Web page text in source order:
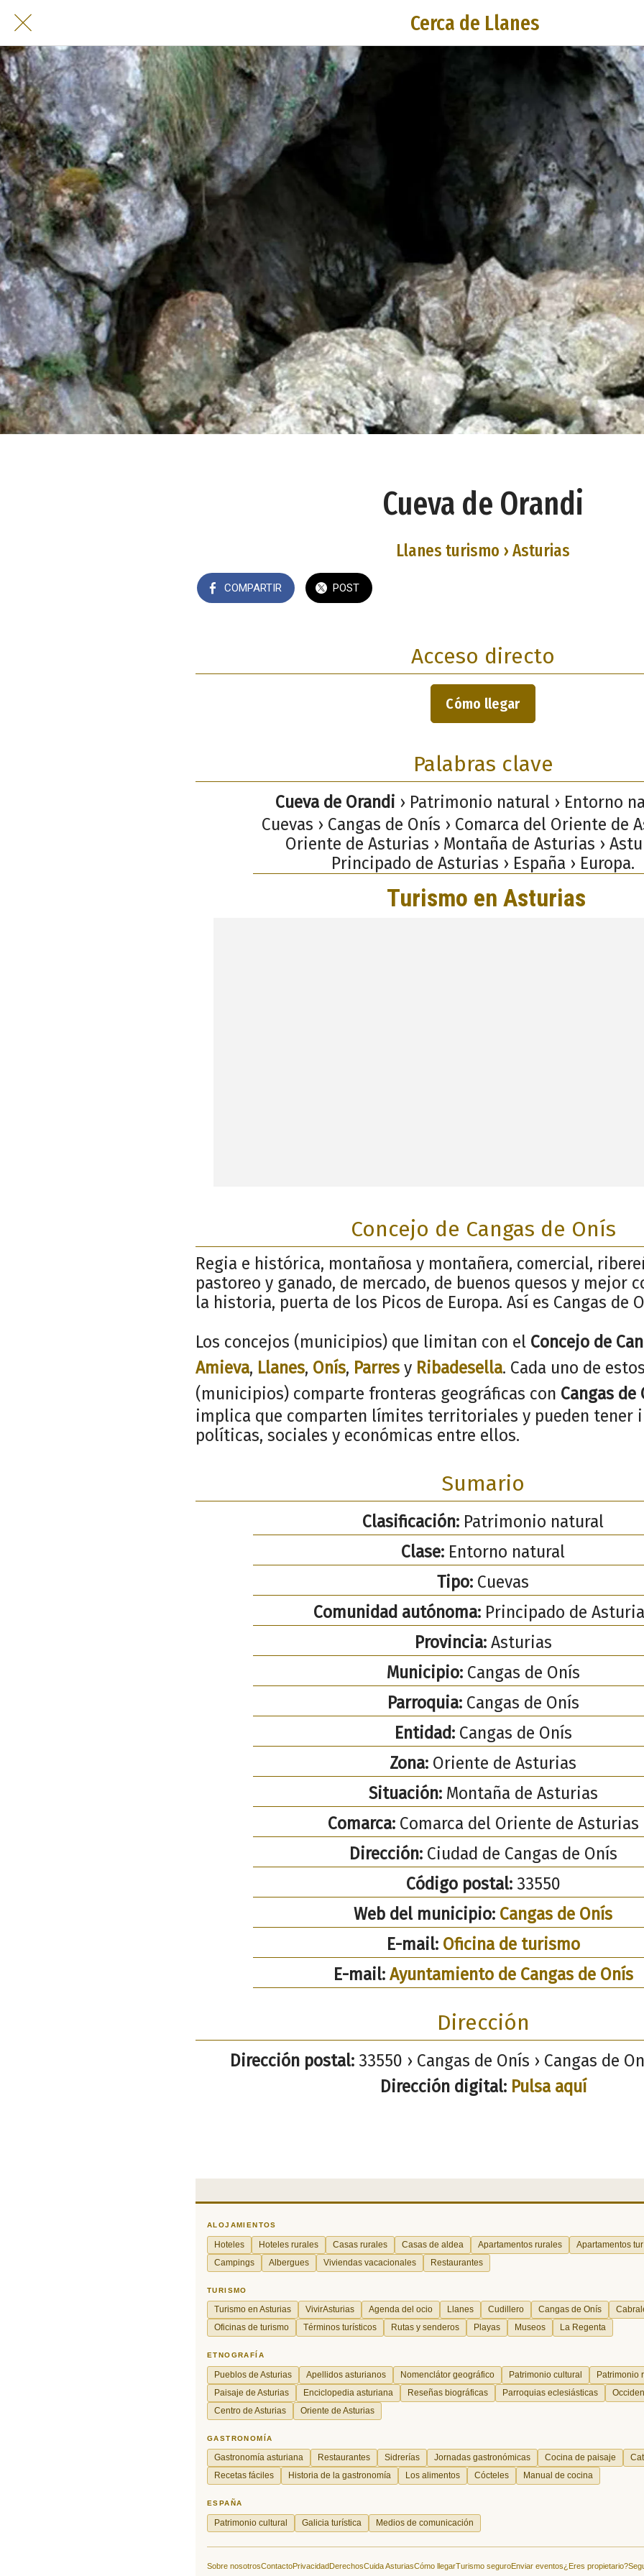
Cerca de Llanes
Cueva de Orandi
Llanes turismo › Asturias
COMPARTIR POST
Acceso directo
Cómo llegar
Palabras clave
Cueva de Orandi › Patrimonio natural › Entorno
Cuevas › Cangas de Onís › Comarca del Oriente de
Oriente de Asturias › Montaña de Asturias ›
Principado de Asturias › España › Europa.
Concejo de Cangas de Onís
Regia e histórica, montañosa y montañera, comercial,
pastoreo y ganado, de mercado, de buenos quesos y mejor
la historia, puerta de los Picos de Europa. Así es Cangas de
Los concejos (municipios) que limitan con el Concejo de
Amieva, Llanes, Onís, Parres y Ribadesella. Cada uno de
(municipios) comparte fronteras geográficas con Cangas de
implica que comparten límites territoriales y pueden tener
políticas, sociales y económicas entre ellos.
Sumario
Clasificación: Patrimonio natural
Clase: Entorno natural
Tipo: Cuevas
Comunidad autónoma: Principado de
Provincia:Asturias
Municipio:Cangas de Onís
Parroquia:Cangas de Onís
Entidad:Cangas de Onís
Zona: Oriente de Asturias
Situación:Montaña de Asturias
Comarca:Comarca del Oriente de Asturias
Dirección:Ciudad de Cangas de Onís
Código postal:33550
Web del municipio: Cangas de Onís
E-mail: Oficina de turismo
E-mail: Ayuntamiento de Cangas de Onís
Dirección
Dirección postal: 33550 › Cangas de Onís › Cangas de
Dirección digital: Pulsa aquí